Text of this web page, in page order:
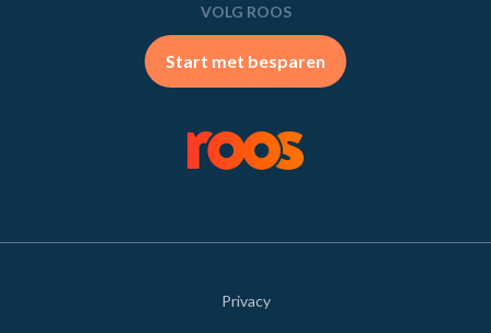
VOLG ROOS
Start met besparen
Privacy